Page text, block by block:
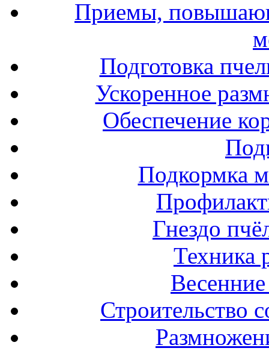
Приемы,
Подготовка
Ускоренное
Обеспечение
Подкормка
Гнездо
Техника
Строительство